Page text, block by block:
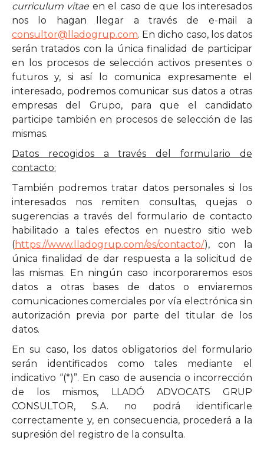
curriculum vitaeen el caso de que los interesados
nos lo hagan llegar a través de e-mail a
consultor@lladogrup.com. En dicho caso, los datos
serán tratados con la única finalidad de participar
en los procesos de selección activos presentes o
futuros y, si así lo comunica expresamente el
interesado, podremos comunicar sus datos a otras
empresas del Grupo, para que el candidato
participe también en procesos de selección de las
mismas.
Datos recogidos a través del formulario de
contacto:
También podremos tratar datos personales si los
interesados nos remiten consultas, quejas o
sugerencias a través del formulario de contacto
habilitado a tales efectos en nuestro sitio web
(https://www.lladogrup.com/es/contacto/), con la
única finalidad de dar respuesta a la solicitud de
las mismas. En ningún caso incorporaremos esos
datos a otras bases de datos o enviaremos
comunicaciones comerciales por vía electrónica sin
autorización previa por parte del titular de los
datos.
En su caso, los datos obligatorios del formulario
serán identificados como tales mediante el
indicativo “(*)”. En caso de ausencia o incorrección
de los mismos, LLADÓ ADVOCATS GRUP
CONSULTOR, S.A. no podrá identificarle
correctamente y, en consecuencia, procederá a la
supresión del registro de la consulta.